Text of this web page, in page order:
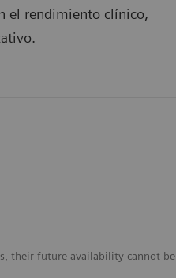
el rendimiento clínico,
their future availability cannot be